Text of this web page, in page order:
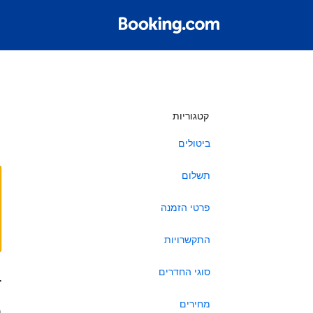
קטגוריות
ביטולים
תשלום
פרטי הזמנה
התקשרויות
סוגי החדרים
מחירים